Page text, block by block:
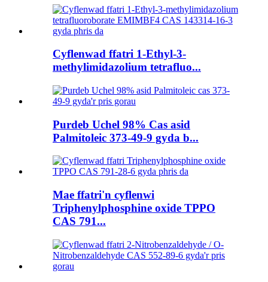
Cyflenwad ffatri 1-Ethyl-3-
methylimidazolium tetrafluo...
Purdeb Uchel 98% Cas asid
Palmitoleic 373-49-9 gyda b...
Mae ffatri'n cyflenwi
Triphenylphosphine oxide TPPO
CAS 791...